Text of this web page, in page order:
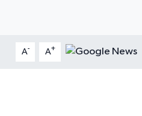
A- A+